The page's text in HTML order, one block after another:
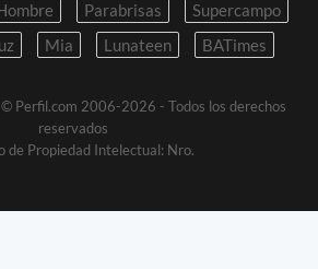
Parabrisas
Supercampo
Mia Lunateen BATimes
| © Perfil.com 2006-2026 - Todos los derechos
reservados
de Propiedad Intelectual: Nro.